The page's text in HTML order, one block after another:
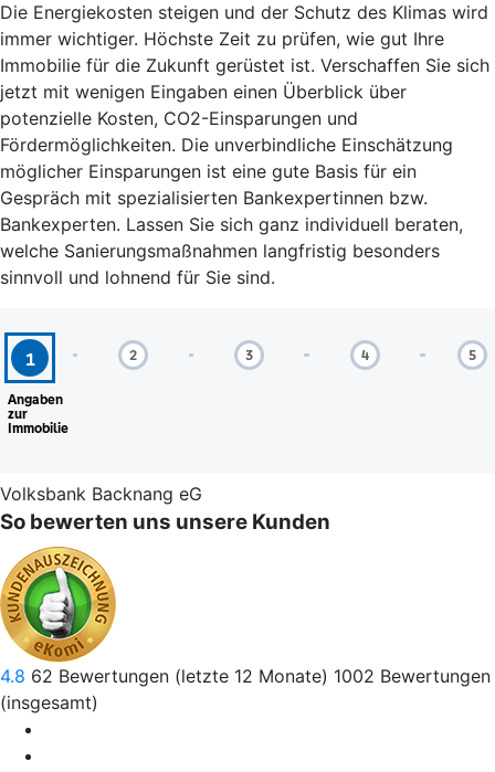
Die Energiekosten steigen und der Schutz des Klimas wird
immer wichtiger. Höchste Zeit zu prüfen, wie gut Ihre
Immobilie für die Zukunft gerüstet ist. Verschaffen Sie sich
jetzt mit wenigen Eingaben einen Überblick über
potenzielle Kosten, CO2-Einsparungen und
Fördermöglichkeiten. Die unverbindliche Einschätzung
möglicher Einsparungen ist eine gute Basis für ein
Gespräch mit spezialisierten Bankexpertinnen bzw.
Bankexperten. Lassen Sie sich ganz individuell beraten,
welche Sanierungsmaßnahmen langfristig besonders
sinnvoll und lohnend für Sie sind.
Volksbank Backnang eG
So bewerten uns unsere Kunden
4.8 62 Bewertungen (letzte 12 Monate) 1002 Bewertungen
(insgesamt)